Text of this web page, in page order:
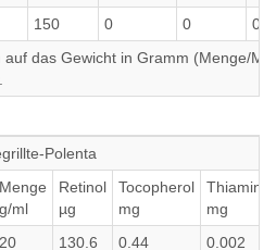
150 0 0
0
auf das Gewicht in Gramm (Menge/
Polenta
Menge
g/ml
Retinol
µg
Tocopherol
mg
Thiamin
mg
20 130.6 0.44 0.002